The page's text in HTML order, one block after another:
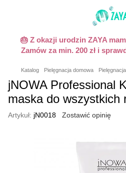
🎂 Z okazji urodzin ZAYA
Zamów za min. 200 zł i
Katalog Pielęgnacja domowa
jNOWA Professional
maska ​​do wszystkich
Artykuł: jN0018 Zostawić opinię